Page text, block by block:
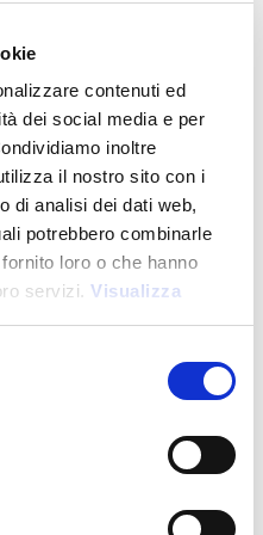
contenuti ed
dei social media e per
inoltre
il nostro sito con i
di analisi dei dati web,
potrebbero combinarle
loro o che hanno
servizi. Visualizza
water resistant
55,000 €